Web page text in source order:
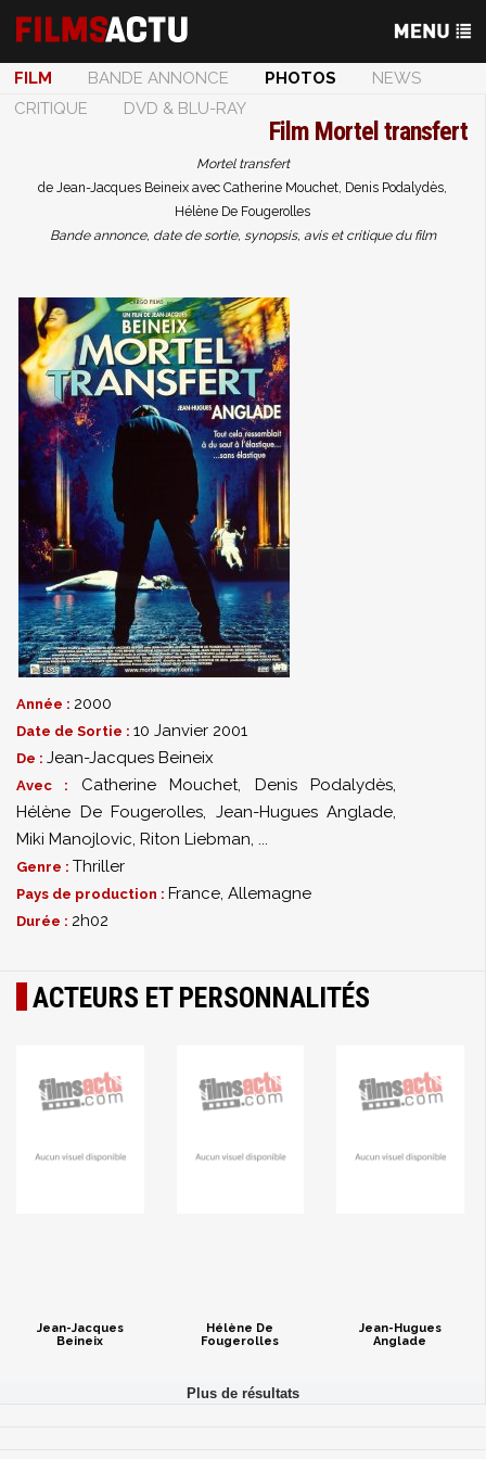
FILM BANDE ANNONCE PHOTOS
NEWS
CRITIQUE
DVD & BLU-RAY
Film Mortel transfert
Mortel transfert
de Jean-Jacques Beineix avec Catherine Mouchet, Denis Podalydès,
Hélène De Fougerolles
Bande annonce, date de sortie, synopsis, avis et critique du film
Année : 2000
Date de Sortie : 10 Janvier 2001
De : Jean-Jacques Beineix
Avec : Catherine Mouchet, Denis Podalydès,
Hélène De Fougerolles, Jean-Hugues Anglade,
Miki Manojlovic, Riton Liebman, ...
Genre : Thriller
Pays de production : France, Allemagne
Durée : 2h02
ACTEURS ET PERSONNALITÉS
Jean-Jacques
Beineix
Hélène De
Fougerolles
Jean-Hugues
Anglade